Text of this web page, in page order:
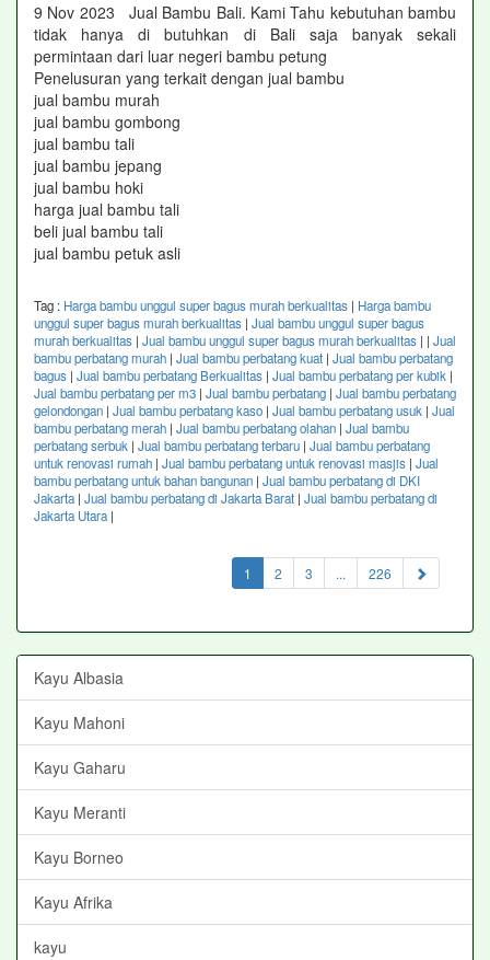
9 Nov 2023 Jual Bambu Bali. Kami Tahu kebutuhan bambu
tidak hanya di butuhkan di Bali saja banyak sekali
permintaan dari luar negeri bambu petung
Penelusuran yang terkait dengan jual bambu
jual bambu murah
jual bambu gombong
jual bambu tali
jual bambu jepang
jual bambu hoki
harga jual bambu tali
beli jual bambu tali
jual bambu petuk asli
Tag : Harga bambu unggul super bagus murah berkualitas | Harga bambu
unggul super bagus murah berkualitas | Jual bambu unggul super bagus
murah berkualitas | Jual bambu unggul super bagus murah berkualitas | | Jual
bambu perbatang murah | Jual bambu perbatang kuat | Jual bambu perbatang
bagus | Jual bambu perbatang Berkualitas | Jual bambu perbatang per kubik |
Jual bambu perbatang per m3 | Jual bambu perbatang | Jual bambu perbatang
gelondongan | Jual bambu perbatang kaso | Jual bambu perbatang usuk | Jual
bambu perbatang merah | Jual bambu perbatang olahan | Jual bambu
perbatang serbuk | Jual bambu perbatang terbaru | Jual bambu perbatang
untuk renovasi rumah | Jual bambu perbatang untuk renovasi masjis | Jual
bambu perbatang untuk bahan bangunan | Jual bambu perbatang di DKI
Jakarta| Jual bambu perbatang di Jakarta Barat | Jual bambu perbatang di
Jakarta Utara|
1 (current)
2 3 ... 226
Kayu Albasia
Kayu Mahoni
Kayu Gaharu
Kayu Meranti
Kayu Borneo
Kayu Afrika
kayu